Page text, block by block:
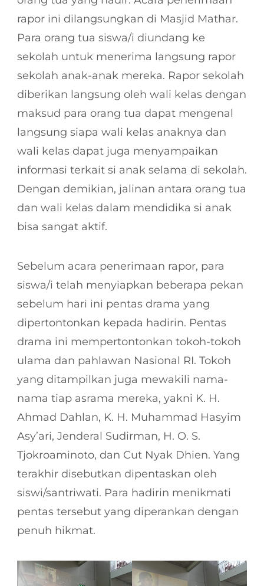
rapor ini dilangsungkan di Masjid Mathar.
Para orang tua siswa/i diundang ke
sekolah untuk menerima langsung rapor
sekolah anak-anak mereka. Rapor sekolah
diberikan langsung oleh wali kelas dengan
maksud para orang tua dapat mengenal
langsung siapa wali kelas anaknya dan
wali kelas dapat juga menyampaikan
informasi terkait si anak selama di sekolah.
Dengan demikian, jalinan antara orang tua
dan wali kelas dalam mendidika si anak
bisa sangat aktif.
Sebelum acara penerimaan rapor, para
siswa/i telah menyiapkan beberapa pekan
sebelum hari ini pentas drama yang
dipertontonkan kepada hadirin. Pentas
drama ini mempertontonkan tokoh-tokoh
ulama dan pahlawan Nasional RI. Tokoh
yang ditampilkan juga mewakili nama-
nama tiap asrama mereka, yakni K. H.
Ahmad Dahlan, K. H. Muhammad Hasyim
Asy’ari, Jenderal Sudirman, H. O. S.
Tjokroaminoto, dan Cut Nyak Dhien. Yang
terakhir disebutkan dipentaskan oleh
siswi/santriwati. Para hadirin menikmati
pentas tersebut yang diperankan dengan
penuh hikmat.